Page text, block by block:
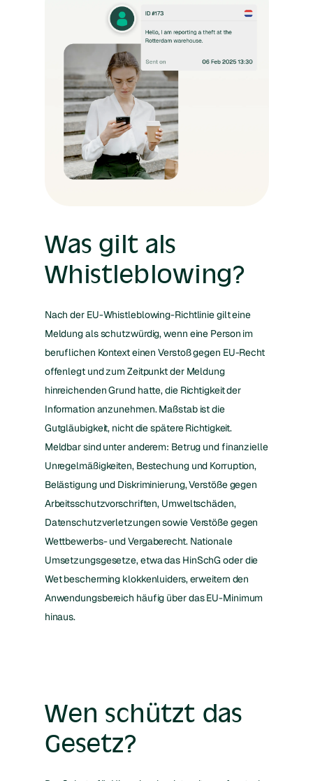
Was gilt als
Whistleblowing?
Nach der EU-Whistleblowing-Richtlinie gilt eine
Meldung als schutzwürdig, wenn eine Person im
beruflichen Kontext einen Verstoß gegen EU-Recht
offenlegt und zum Zeitpunkt der Meldung
hinreichenden Grund hatte, die Richtigkeit der
Information anzunehmen. Maßstab ist die
Gutgläubigkeit, nicht die spätere Richtigkeit.
Meldbar sind unter anderem: Betrug und finanzielle
Unregelmäßigkeiten, Bestechung und Korruption,
Belästigung und Diskriminierung, Verstöße gegen
Arbeitsschutzvorschriften, Umweltschäden,
Datenschutzverletzungen sowie Verstöße gegen
Wettbewerbs- und Vergaberecht. Nationale
Umsetzungsgesetze, etwa das HinSchG oder die
Wet bescherming klokkenluiders, erweitern den
Anwendungsbereich häufig über das EU-Minimum
hinaus.
Wen schützt das
Gesetz?